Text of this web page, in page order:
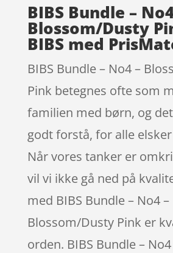
BIBS Bundle –
Blossom/Dusty
BIBS med
BIBS Bundle – No4 –
Pink betegnes ofte som
familien med børn, og
godt forstå, for alle
Når vores tanker er
vil vi ikke gå ned på
med BIBS Bundle – No4 –
Blossom/Dusty Pink er
orden. BIBS Bundle –